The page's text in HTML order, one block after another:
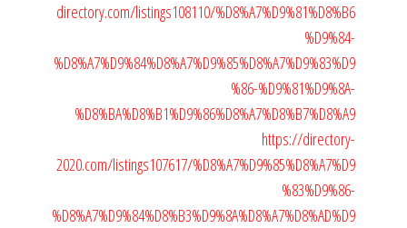
directory.com/listings108110/%D8%A7%D9%81%D8%B6
%D9%84-
%D8%A7%D9%84%D8%A7%D9%85%D8%A7%D9%83%D9
%86-%D9%81%D9%8A-
%D8%BA%D8%B1%D9%86%D8%A7%D8%B7%D8%A9
https://directory-
2020.com/listings107617/%D8%A7%D9%85%D8%A7%D9
%83%D9%86-
%D8%A7%D9%84%D8%B3%D9%8A%D8%A7%D8%AD%D9